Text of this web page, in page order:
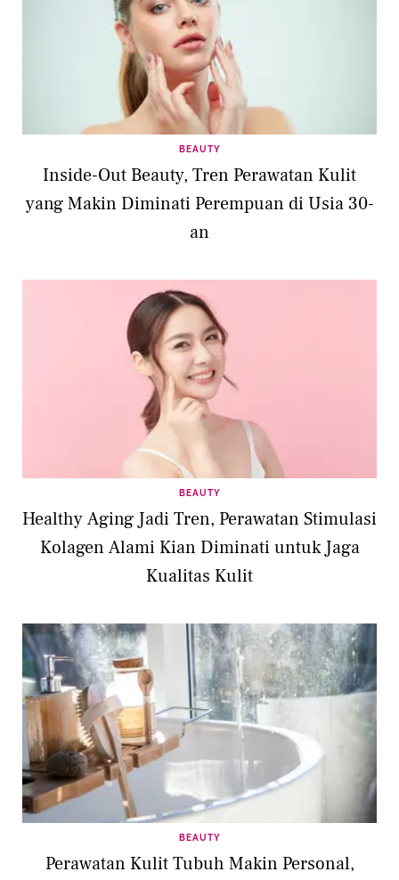
BEAUTY
Inside-Out Beauty, Tren Perawatan Kulit
yang Makin Diminati Perempuan di Usia 30-
an
BEAUTY
Healthy Aging Jadi Tren, Perawatan Stimulasi
Kolagen Alami Kian Diminati untuk Jaga
Kualitas Kulit
BEAUTY
Perawatan Kulit Tubuh Makin Personal,